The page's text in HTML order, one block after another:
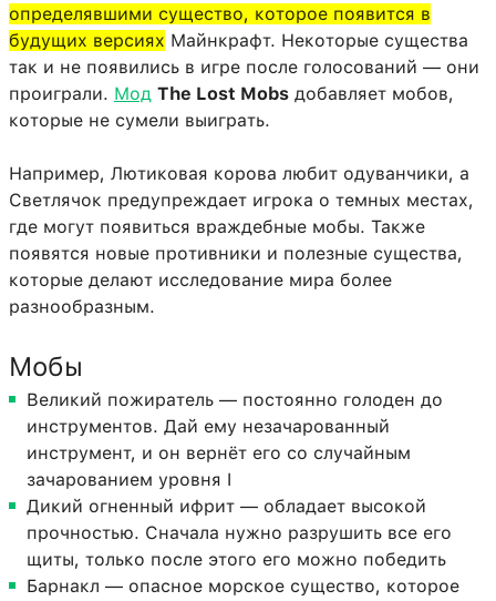
определявшими существо, которое появится в
будущих версиях Майнкрафт. Некоторые существа
так и не появились в игре после голосований — они
проиграли. Мод The Lost Mobs добавляет мобов,
которые не сумели выиграть.
Например, Лютиковая корова любит одуванчики, а
Светлячок предупреждает игрока о темных местах,
где могут появиться враждебные мобы. Также
появятся новые противники и полезные существа,
которые делают исследование мира более
разнообразным.
Мобы
Великий пожиратель — постоянно голоден до
инструментов. Дай ему незачарованный
инструмент, и он вернёт его со случайным
зачарованием уровня I
Дикий огненный ифрит — обладает высокой
прочностью. Сначала нужно разрушить все его
щиты, только после этого его можно победить
Барнакл — опасное морское существо, которое